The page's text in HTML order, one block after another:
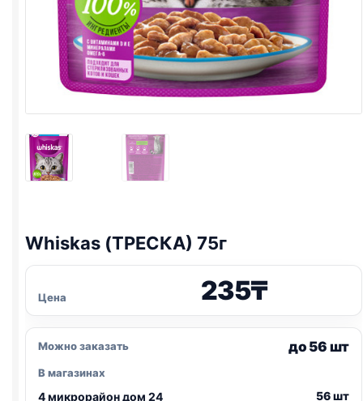
Whiskas (ТРЕСКА) 75г
Цена 235₸
Можно заказать до 56 шт
В магазинах
4 микрорайон дом 24 56 шт